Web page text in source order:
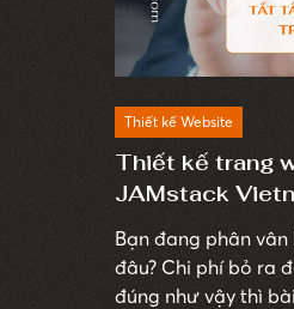
Thiết kế Website
Thiết kế trang
JAMstack
Bạn đang phân
đâu? Chi phí bỏ ra
đúng như vậy thì